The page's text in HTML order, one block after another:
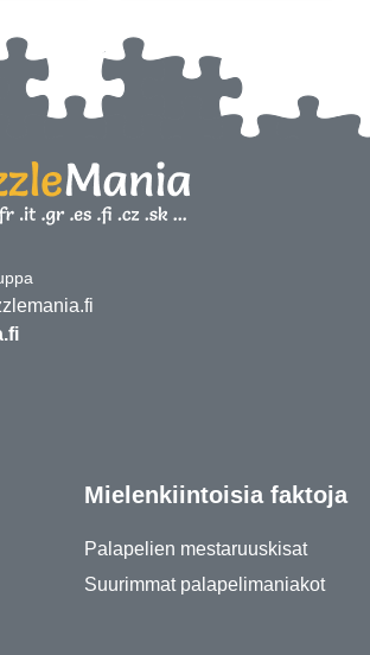
Mielenkiintoisia faktoja
Palapelien mestaruuskisat
Suurimmat palapelimaniakot